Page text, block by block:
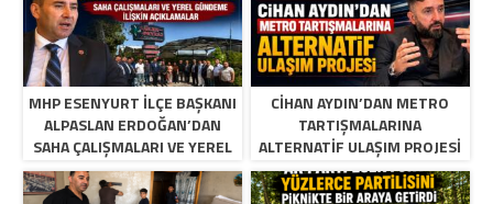
MHP ESENYURT İLÇE BAŞKANI
ALPASLAN ERDOĞAN’DAN
SAHA ÇALIŞMALARI VE YEREL
GÜNDEME İLIŞKIN
AÇIKLAMALAR
CIHAN AYDIN’DAN METRO
TARTIŞMALARINA
ALTERNATIF ULAŞIM PROJESI